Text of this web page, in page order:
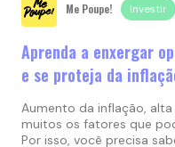
Me Poupe! Investir
Aprenda a enxergar
e se proteja da
Aumento da inflação, alta
muitos os fatores que
Por isso, você precisa